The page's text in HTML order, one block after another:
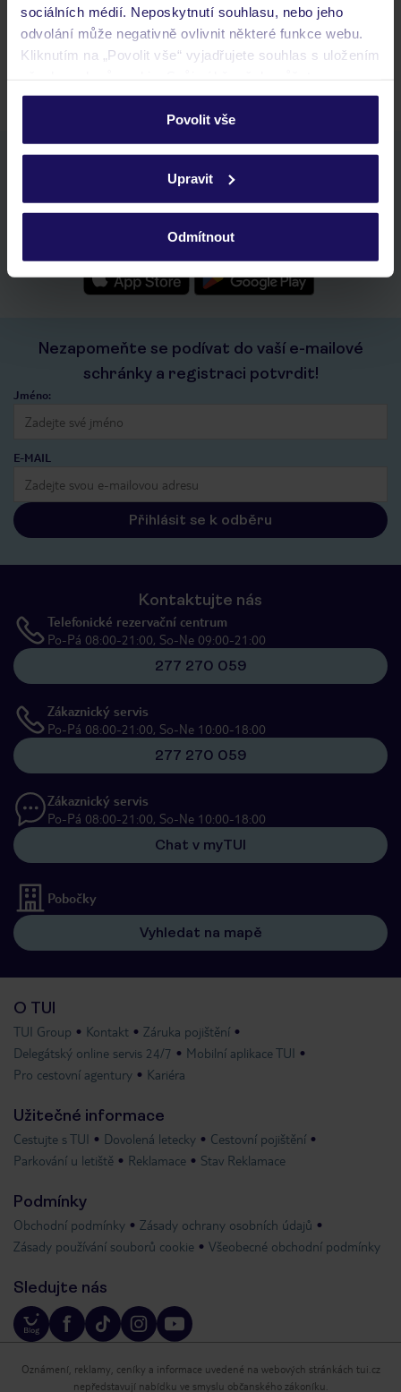
sociálních médií. Neposkytnutí souhlasu, nebo jeho
odvolání může negativně ovlivnit některé funkce webu.
Kliknutím na „Povolit vše“ vyjadřujete souhlas s uložením
personalizovat v sekci „Personalizace“.
Podrobné informace o souborech cookie naleznete v
ochrany osobních údajů.
Povolit vše
Upravit
Odmítnout
Kam jít po přistání a vyzvednutí zavazadel?
Zobrazit další
rychlé vyhledávání a prohlížení nabídek
seznam oblíbených nabídek a možnost jejich sdílení
historie vyhledávání a naposledy zobrazené nabídky
Nezapomeňte se podívat do vaší e-mailové
schránky a registraci potvrdit!
Jméno:
E-MAIL
Přihlásit se k odběru
Kontaktujte nás
Telefonické rezervační centrum
Po-Pá 08:00-21:00, So-Ne 09:00-21:00
277 270 059
Zákaznický servis
Po-Pá 08:00-21:00, So-Ne 10:00-18:00
277 270 059
Zákaznický servis
Po-Pá 08:00-21:00, So-Ne 10:00-18:00
Chat v myTUI
Pobočky
Vyhledat na mapě
O TUI
TUI Group Kontakt
Záruka pojištění
Delegátský online servis 24/7
Mobilní aplikace TUI
Pro cestovní agentury
Kariéra
Užitečné informace
Cestujte s TUI Dovolená letecky
Cestovní pojištění
Parkování u letiště
Reklamace Stav Reklamace
Podmínky
Obchodní podmínky
Zásady ochrany osobních údajů
Zásady používání souborů cookie
Všeobecné obchodní podmínky
Sledujte nás
Oznámení, reklamy, ceníky a informace uvedené na webových stránkách tui.cz
nepředstavují nabídku ve smyslu občanského zákoníku.